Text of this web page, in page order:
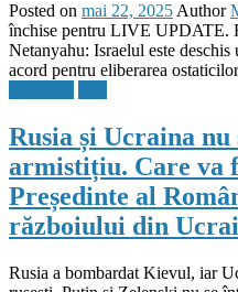
Posted on mai 22, 2025 Author
închise pentru LIVE UPDATE.
Netanyahu: Israelul este
acord pentru eliberarea ostaticilor
Rusia și Ucraina
armistițiu. Care va
Președinte al
războiului din
Rusia a bombardat Kievul, iar